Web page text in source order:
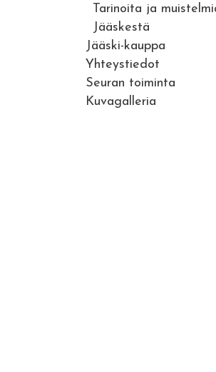
Tarinoita ja
Jääskestä
Jääski-kauppa
Yhteystiedot
Seuran toiminta
Kuvagalleria